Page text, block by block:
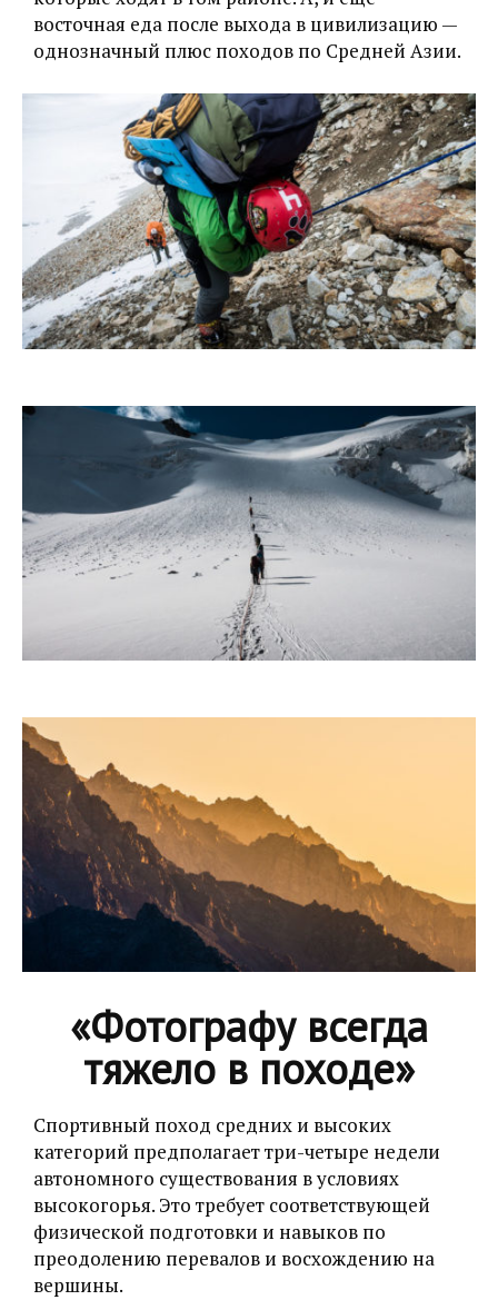
восточная еда после выхода в цивилизацию —
однозначный плюс походов по Средней Азии.
«Фотографу всегда
тяжело в походе»
Спортивный поход средних и высоких
категорий предполагает три-четыре недели
автономного существования в условиях
высокогорья. Это требует соответствующей
физической подготовки и навыков по
преодолению перевалов и восхождению на
вершины.